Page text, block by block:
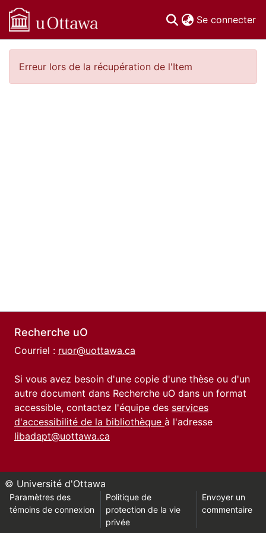
Se connecter
et collections
Parcourir
Erreur lors de la récupération de l'Item
Recherche uO
Courriel : ruor@uottawa.ca
Si vous avez besoin d'une copie d'une thèse ou d'un
autre document dans Recherche uO dans un format
accessible, contactez l'équipe des services
d'accessibilité de la bibliothèque à l'adresse
libadapt@uottawa.ca
© Université d'Ottawa
Paramètres des
témoins de connexion
Politique de
protection de la vie
privée
Envoyer un
commentaire